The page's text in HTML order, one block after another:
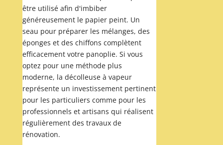
être utilisé afin d'imbiber
généreusement le papier peint. Un
seau pour préparer les mélanges, des
éponges et des chiffons complètent
efficacement votre panoplie. Si vous
optez pour une méthode plus
moderne, la décolleuse à vapeur
représente un investissement pertinent
pour les particuliers comme pour les
professionnels et artisans qui réalisent
régulièrement des travaux de
rénovation.